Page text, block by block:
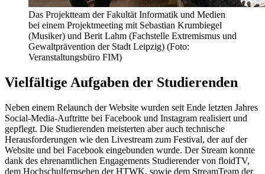
Das Projektteam der Fakultät Informatik und Medien
bei einem Projektmeeting mit Sebastian Krumbiegel
(Musiker) und Berit Lahm (Fachstelle Extremismus und
Gewaltprävention der Stadt Leipzig) (Foto:
Veranstaltungsbüro FIM)
Vielfältige Aufgaben der Studierenden
Neben einem Relaunch der Website wurden seit Ende letzten Jahres
Social-Media-Auftritte bei Facebook und Instagram realisiert und
gepflegt. Die Studierenden meisterten aber auch technische
Herausforderungen wie den Livestream zum Festival, der auf der
Website und bei Facebook eingebunden wurde. Der Stream konnte
dank des ehrenamtlichen Engagements Studierender von floidTV,
dem Hochschulfernsehen der HTWK, sowie dem StreamTeam der